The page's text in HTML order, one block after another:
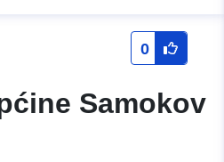
0
Samokov